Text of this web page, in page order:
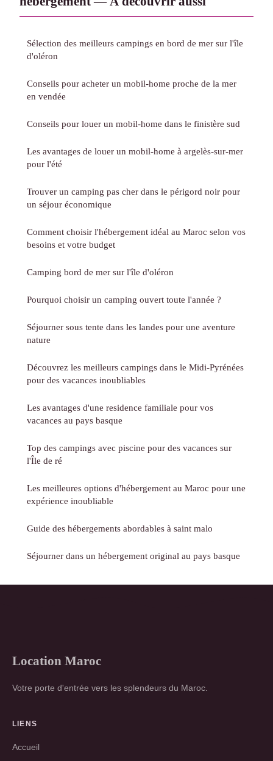
Sélection des meilleurs campings en bord de mer sur l'île
d'oléron
Conseils pour acheter un mobil-home proche de la mer
en vendée
Conseils pour louer un mobil-home dans le finistère sud
Les avantages de louer un mobil-home à argelès-sur-mer
pour l'été
Trouver un camping pas cher dans le périgord noir pour
un séjour économique
Comment choisir l'hébergement idéal au Maroc selon vos
besoins et votre budget
Camping bord de mer sur l'île d'oléron
Pourquoi choisir un camping ouvert toute l'année ?
Séjourner sous tente dans les landes pour une aventure
nature
Découvrez les meilleurs campings dans le Midi-Pyrénées
pour des vacances inoubliables
Les avantages d'une residence familiale pour vos
vacances au pays basque
Top des campings avec piscine pour des vacances sur
l'Île de ré
Les meilleures options d'hébergement au Maroc pour une
expérience inoubliable
Guide des hébergements abordables à saint malo
Séjourner dans un hébergement original au pays basque
Location Maroc
Votre porte d'entrée vers les splendeurs du Maroc.
LIENS
Accueil